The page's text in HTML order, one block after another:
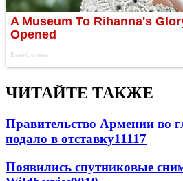
ЧИТАЙТЕ ТАКЖЕ
Правительство Армении во
подало в отставку11117
Появились спутниковые